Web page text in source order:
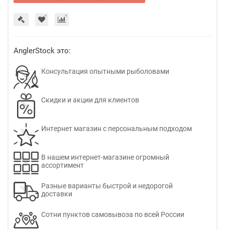
AnglerStock это:
Консультация опытными рыболовами
Скидки и акции для клиентов
Интернет магазин с персональным подходом
В нашем интернет-магазине огромный
ассортимент
Разные варианты быстрой и недорогой
доставки
Сотни пунктов самовывоза по всей России